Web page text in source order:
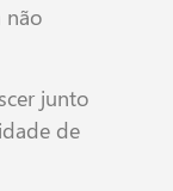
não
junto
de